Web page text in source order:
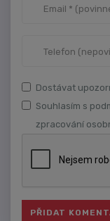
Dostávat
Souhlasím s
zpracování